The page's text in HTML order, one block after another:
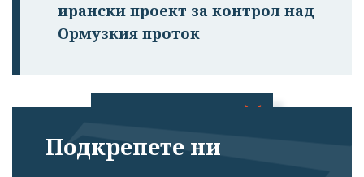
Успешно
ирански проект за контрол над
Ормузкия проток
Подкрепете ни